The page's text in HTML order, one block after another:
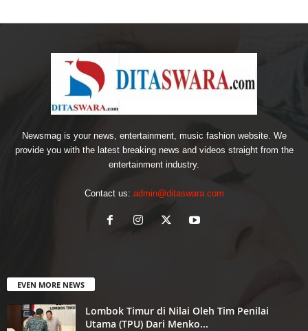
Newsmag is your news, entertainment, music fashion website. We
provide you with the latest breaking news and videos straight from the
entertainment industry.
Contact us: admin@ditaswara.com
EVEN MORE NEWS
Lombok Timur di Nilai Oleh Tim Penilai
Utama (TPU) Dari Menko...